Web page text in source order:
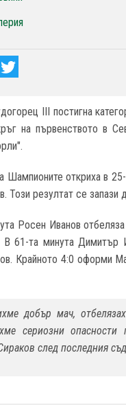
III постигна
на първенството в
Шампионите откриха в
Този резултат се запази
Росен Иванов
В 61-та минута Димитър
Крайното 4:0 оформи
добър мач,
сериозни
след последния